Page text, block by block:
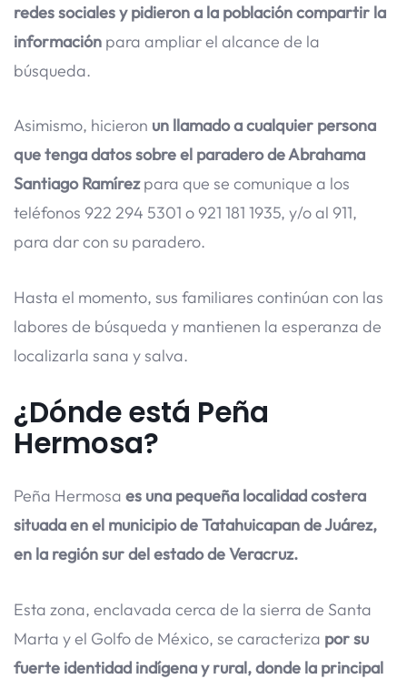
redes sociales y pidieron a la población compartir la
información para ampliar el alcance de la
búsqueda.
Asimismo, hicieron un llamado a cualquier persona
que tenga datos sobre el paradero de Abrahama
Santiago Ramírezpara que se comunique a los
teléfonos 922 294 5301 o 921 181 1935, y/o al 911,
para dar con su paradero.
Hasta el momento, sus familiares continúan con las
labores de búsqueda y mantienen la esperanza de
localizarla sana y salva.
¿Dónde está Peña
Hermosa?
Peña Hermosa es una pequeña localidad costera
situada en el municipio de Tatahuicapan de Juárez,
en la región sur del estado de Veracruz.
Esta zona, enclavada cerca de la sierra de Santa
Marta y el Golfo de México, se caracteriza por su
fuerte identidad indígena y rural, donde la principal